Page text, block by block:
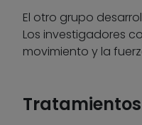
El otro grupo
Los investigadores
movimiento y la
Tratamientos